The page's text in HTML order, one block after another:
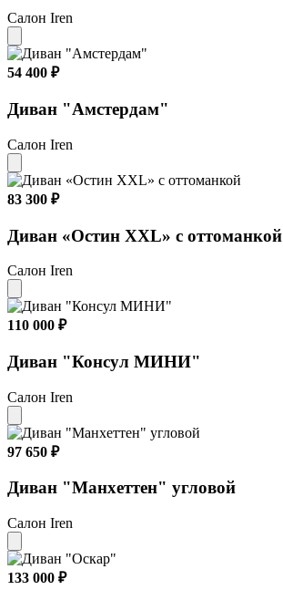
Салон Iren
54 400 ₽
Диван "Амстердам"
Салон Iren
83 300 ₽
Диван «Остин XXL» с оттоманкой
Салон Iren
110 000 ₽
Диван "Консул МИНИ"
Салон Iren
97 650 ₽
Диван "Манхеттен" угловой
Салон Iren
133 000 ₽